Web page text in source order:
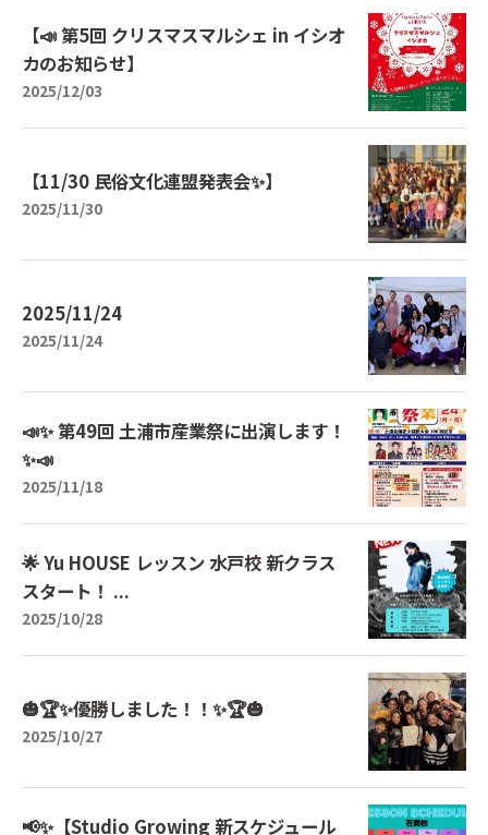
【📣 第5回 クリスマスマルシェ in イシオ
カのお知らせ】
2025/12/03
【11/30 民俗文化連盟発表会✨️】
2025/11/30
2025/11/24
2025/11/24
📣✨ 第49回 土浦市産業祭に出演します！
✨📣
2025/11/18
🌟 Yu HOUSE レッスン 水戸校 新クラス
スタート！ ...
2025/10/28
🎃🏆✨優勝しました！！✨🏆🎃
2025/10/27
📢✨【Studio Growing 新スケジュール